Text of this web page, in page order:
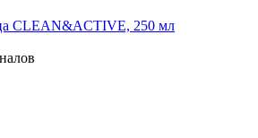
CLEAN&ACTIVE, 250 мл